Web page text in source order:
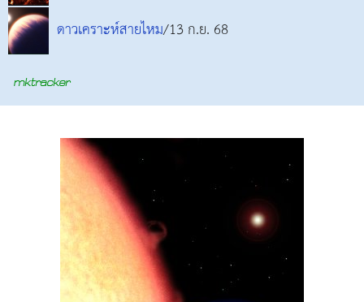
ดาวเคราะห์สายไหม/13 ก.ย. 68